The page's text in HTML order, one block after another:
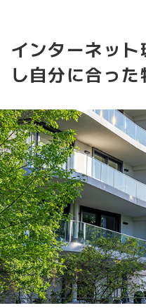
インターネッ
し自分に合っ